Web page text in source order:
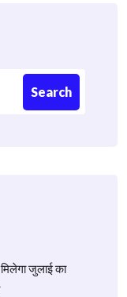
Search
जुलाई का